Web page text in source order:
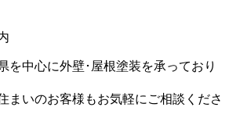
を中心に外壁･屋根塗装を承っており
まいのお客様もお気軽にご相談くださ